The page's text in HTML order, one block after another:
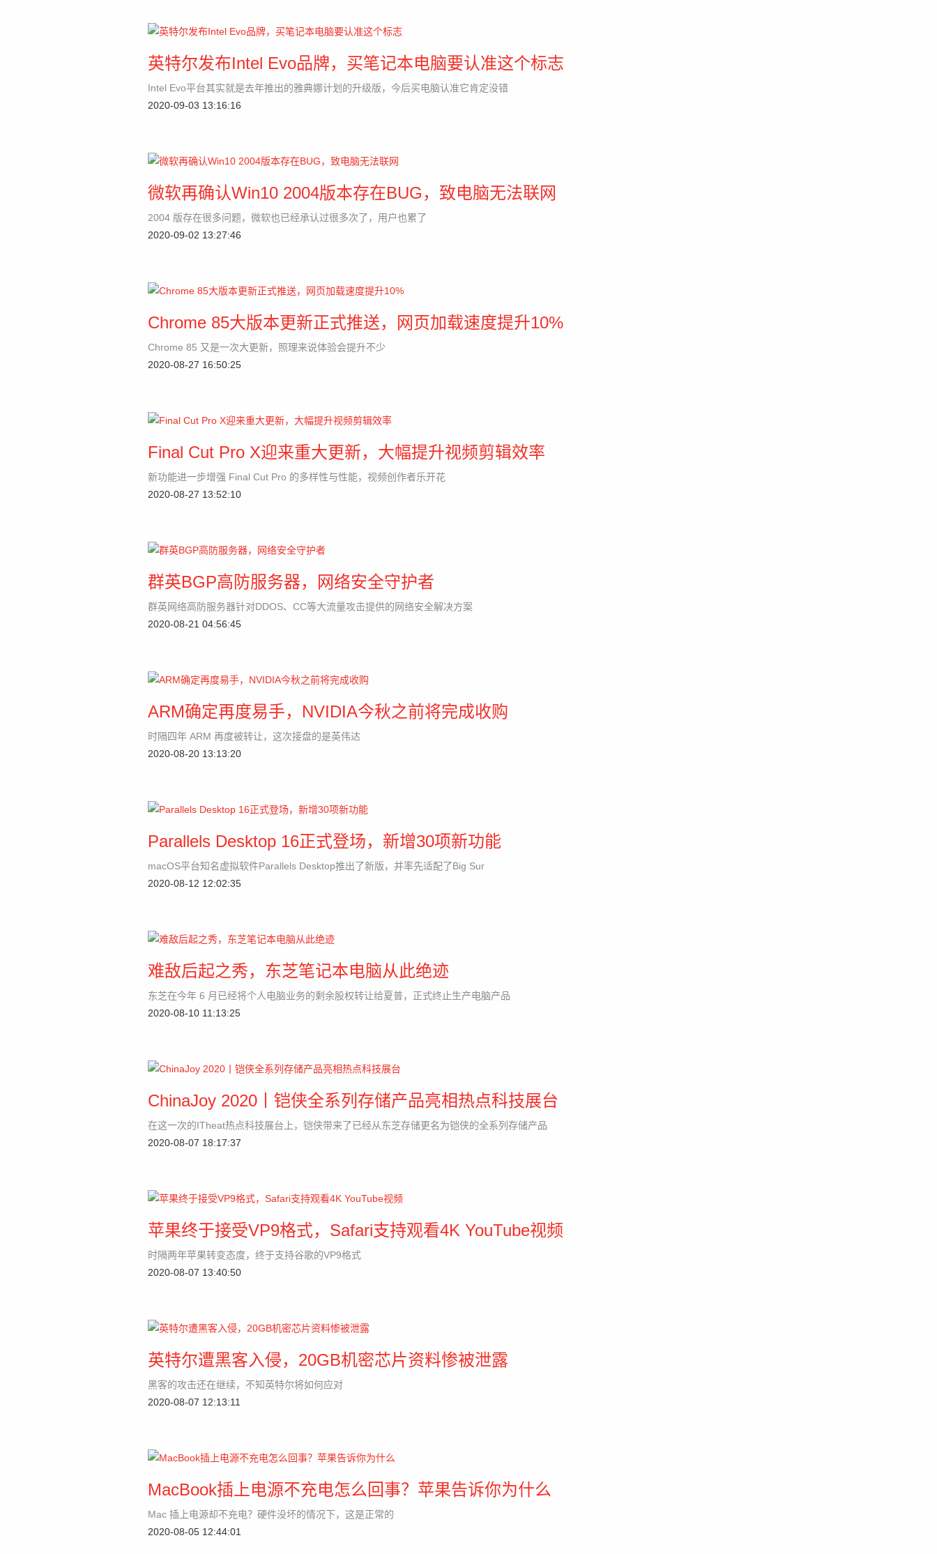
英特尔发布Intel Evo品牌，买笔记本电脑要认准这个标志
Intel Evo平台其实就是去年推出的雅典娜计划的升级版，今后买电脑认准它肯定没错
2020-09-03 13:16:16
微软再确认Win10 2004版本存在BUG，致电脑无法联网
2004 版存在很多问题，微软也已经承认过很多次了，用户也累了
2020-09-02 13:27:46
Chrome 85大版本更新正式推送，网页加载速度提升10%
Chrome 85 又是一次大更新，照理来说体验会提升不少
2020-08-27 16:50:25
Final Cut Pro X迎来重大更新，大幅提升视频剪辑效率
新功能进一步增强 Final Cut Pro 的多样性与性能，视频创作者乐开花
2020-08-27 13:52:10
群英BGP高防服务器，网络安全守护者
群英网络高防服务器针对DDOS、CC等大流量攻击提供的网络安全解决方案
2020-08-21 04:56:45
ARM确定再度易手，NVIDIA今秋之前将完成收购
时隔四年 ARM 再度被转让，这次接盘的是英伟达
2020-08-20 13:13:20
Parallels Desktop 16正式登场，新增30项新功能
macOS平台知名虚拟软件Parallels Desktop推出了新版，并率先适配了Big Sur
2020-08-12 12:02:35
难敌后起之秀，东芝笔记本电脑从此绝迹
东芝在今年 6 月已经将个人电脑业务的剩余股权转让给夏普，正式终止生产电脑产品
2020-08-10 11:13:25
ChinaJoy 2020丨铠侠全系列存储产品亮相热点科技展台
在这一次的ITheat热点科技展台上，铠侠带来了已经从东芝存储更名为铠侠的全系列存储产品
2020-08-07 18:17:37
苹果终于接受VP9格式，Safari支持观看4K YouTube视频
时隔两年苹果转变态度，终于支持谷歌的VP9格式
2020-08-07 13:40:50
英特尔遭黑客入侵，20GB机密芯片资料惨被泄露
黑客的攻击还在继续，不知英特尔将如何应对
2020-08-07 12:13:11
MacBook插上电源不充电怎么回事？苹果告诉你为什么
Mac 插上电源却不充电？硬件没坏的情况下，这是正常的
2020-08-05 12:44:01